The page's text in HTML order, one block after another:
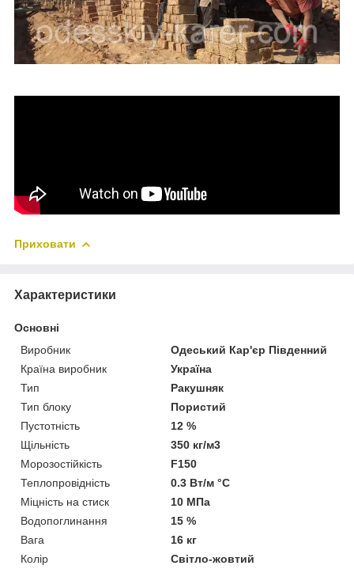
Приховати
Характеристики
Основні
Виробник
Одеський Кар'єр Південний
Країна виробник
Україна
Тип
Ракушняк
Тип блоку
Пористий
Пустотність
12 %
Щільність
350 кг/м3
Морозостійкість
F150
Теплопровідність
0.3 Вт/м °С
Міцність на стиск
10 МПа
Водопоглинання
15 %
Вага
16 кг
Колір
Світло-жовтий